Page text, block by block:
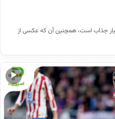
جذاب است، همچنین آن که عکسی از
▶